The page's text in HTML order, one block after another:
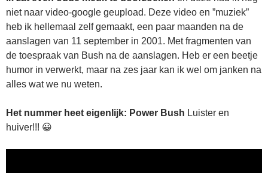
niet naar video-google geupload. Deze video en ”muziek”
heb ik hellemaal zelf gemaakt, een paar maanden na de
aanslagen van 11 september in 2001. Met fragmenten van
de toespraak van Bush na de aanslagen. Heb er een beetje
humor in verwerkt, maar na zes jaar kan ik wel om janken na
alles wat we nu weten.
Het nummer heet eigenlijk: Power Bush Luister en
huiver!!! 😀